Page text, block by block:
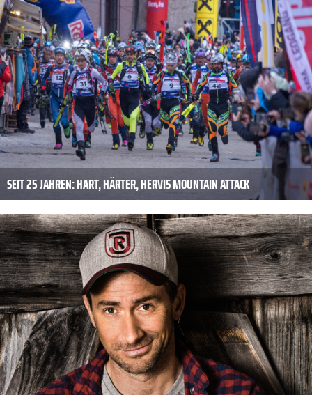
SEIT 25 JAHREN: HART, HÄRTER, HERVIS MOUNTAIN ATTACK